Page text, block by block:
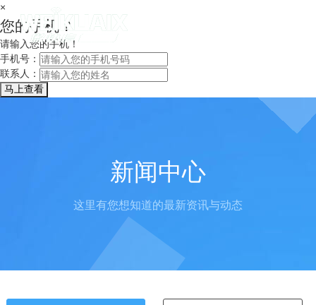
×
您的手机？
请输入您的手机！
手机号：
联系人：
新闻中心
这里有您想知道的最新资讯与动态